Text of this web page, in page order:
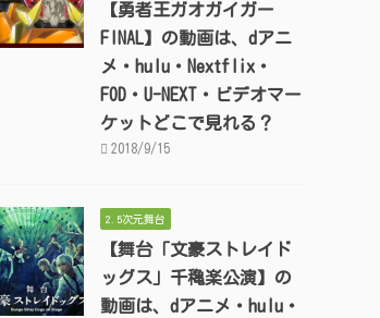
【勇者王ガオガイガー
FINAL】の動画は、dアニ
メ・hulu・Nextflix・
FOD・U-NEXT・ビデオマー
ケットどこで見れる？
2018/9/15
2.5次元舞台
【舞台「文豪ストレイド
ッグス」千穐楽公演】の
動画は、dアニメ・hulu・